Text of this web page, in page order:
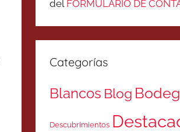
del FORMULARIO DE
Categorías
Blancos Blog
Descubrimientos